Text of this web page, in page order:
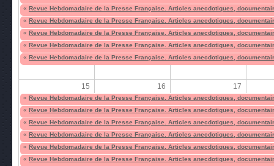
« Revue Hebdomadaire de la Presse Française. Articles anecdotiques,
« Revue Hebdomadaire de la Presse Française. Articles anecdotiques,
« Revue Hebdomadaire de la Presse Française. Articles anecdotiques,
« Revue Hebdomadaire de la Presse Française. Articles anecdotiques,
« Revue Hebdomadaire de la Presse Française. Articles anecdotiques,
15 16 17
« Revue Hebdomadaire de la Presse Française. Articles anecdotiques,
« Revue Hebdomadaire de la Presse Française. Articles anecdotiques,
« Revue Hebdomadaire de la Presse Française. Articles anecdotiques,
« Revue Hebdomadaire de la Presse Française. Articles anecdotiques,
« Revue Hebdomadaire de la Presse Française. Articles anecdotiques,
« Revue Hebdomadaire de la Presse Française. Articles anecdotiques,